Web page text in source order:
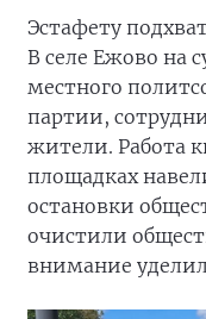
Эстафету
В селе Ежово на
местного
партии,
жители. Работа
площадках
остановки
очистили
внимание